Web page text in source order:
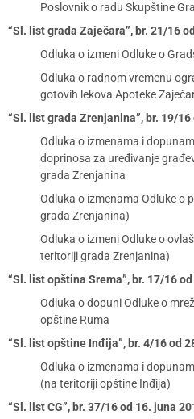
Poslovnik o radu Skupštine
“Sl. list grada Zaječara”, br. 21/16
Odluka o izmeni Odluke o
Odluka o radnom vremenu
gotovih lekova Apoteke
“Sl. list grada Zrenjanina”, br. 19/
Odluka o izmenama i
doprinosa za uređivanje
grada Zrenjanina
Odluka o izmenama Odluke o
grada Zrenjanina)
Odluka o izmeni Odluke o
teritoriji grada Zrenjanina)
“Sl. list opština Srema”, br. 17/16
Odluka o dopuni Odluke o
opštine Ruma
“Sl. list opštine Inđija”, br. 4/16 od
Odluka o izmenama i
(na teritoriji opštine Inđija)
“Sl. list CG”, br. 37/16 od 16. juna